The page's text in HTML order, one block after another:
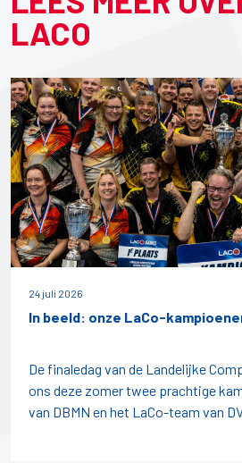
LACO
24 juli 2026
In beeld: onze LaCo-
De finaledag van de Landelijke
ons deze zomer twee prachtige
van DBMN en het LaCo-team van